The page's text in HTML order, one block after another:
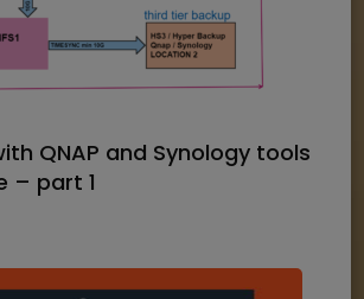
QNAP and Synology tools
– part 1